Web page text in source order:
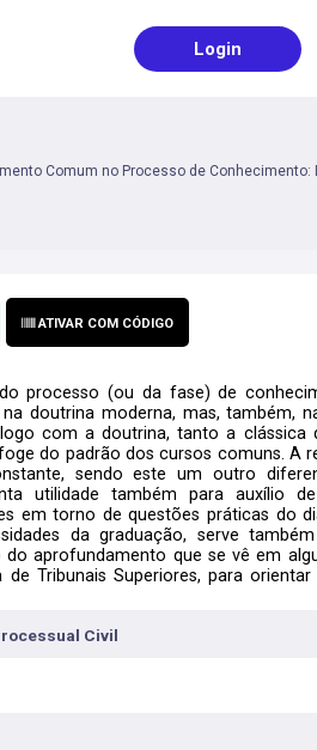
Login
Comum no Processo de
ATIVAR COM CÓDIGO
processo (ou da fase) de
doutrina moderna, mas, também,
com a doutrina, tanto a clássica
do padrão dos cursos comuns. A
sendo este um outro
utilidade também para auxílio
em torno de questões práticas do
da graduação, serve
aprofundamento que se vê em
Tribunais Superiores, para orientar
Civil